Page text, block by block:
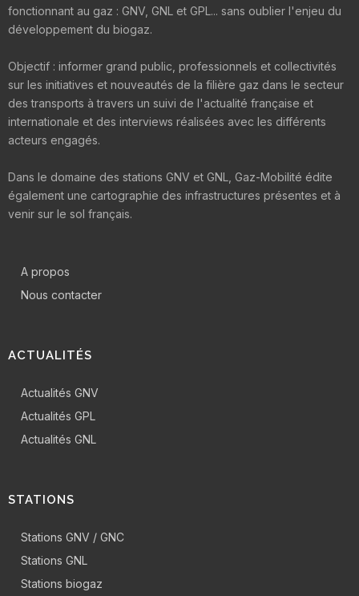
fonctionnant au gaz : GNV, GNL et GPL... sans oublier l'enjeu du
développement du biogaz.
Objectif : informer grand public, professionnels et collectivités
sur les initiatives et nouveautés de la filière gaz dans le secteur
des transports à travers un suivi de l'actualité française et
internationale et des interviews réalisées avec les différents
acteurs engagés.
Dans le domaine des stations GNV et GNL, Gaz-Mobilité édite
également une cartographie des infrastructures présentes et à
venir sur le sol français.
A propos
Nous contacter
ACTUALITÉS
Actualités GNV
Actualités GPL
Actualités GNL
STATIONS
Stations GNV / GNC
Stations GNL
Stations biogaz